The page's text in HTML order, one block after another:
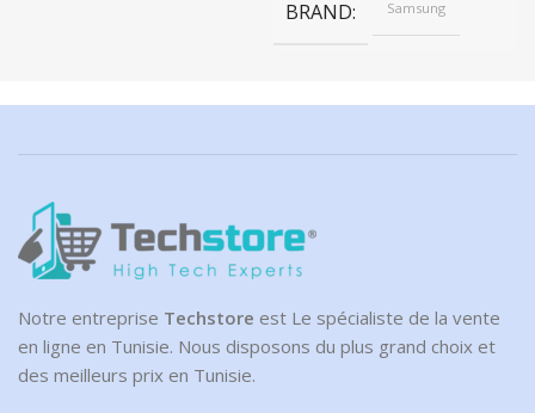
BRAND Samsung
Notre entreprise Techstore est Le spécialiste de la vente
en ligne en Tunisie. Nous disposons du plus grand choix et
des meilleurs prix en Tunisie.